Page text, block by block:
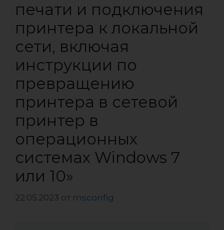
печати и подключения
принтера к локальной
сети, включая
инструкции по
превращению
принтера в сетевой
принтер в
операционных
системах Windows 7
или 10»
22.05.2023 от msconfig